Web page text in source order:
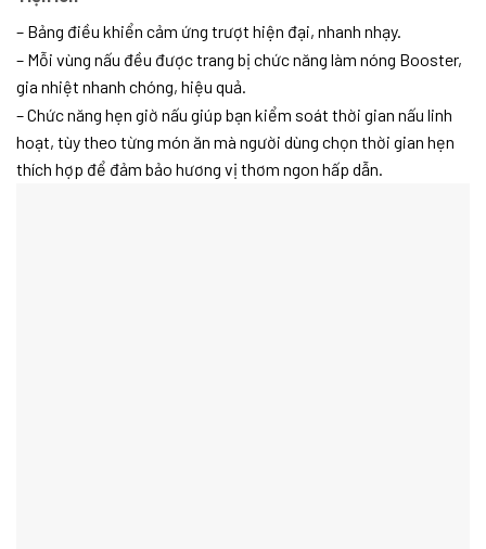
– Bảng điều khiển cảm ứng trượt hiện đại, nhanh nhạy.
– Mỗi vùng nấu đều được trang bị chức năng làm nóng Booster,
gia nhiệt nhanh chóng, hiệu quả.
– Chức năng hẹn giờ nấu giúp bạn kiểm soát thời gian nấu linh
hoạt, tùy theo từng món ăn mà người dùng chọn thời gian hẹn
thích hợp để đảm bảo hương vị thơm ngon hấp dẫn.